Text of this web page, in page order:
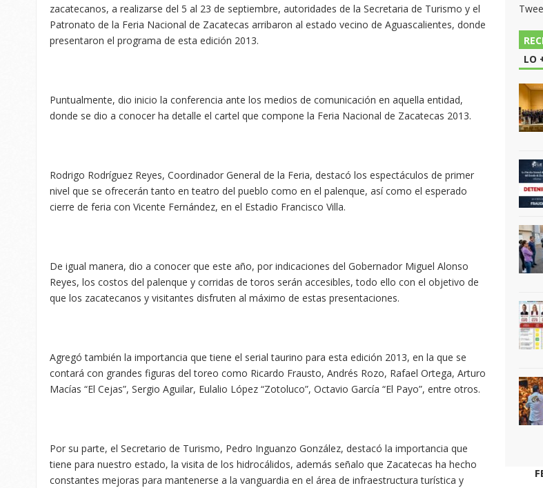
zacatecanos, a realizarse del 5 al 23 de septiembre, autoridades de la Secretaria de Turismo y el
Patronato de la Feria Nacional de Zacatecas arribaron al estado vecino de Aguascalientes, donde
presentaron el programa de esta edición 2013.
Puntualmente, dio inicio la conferencia ante los medios de comunicación en aquella entidad,
donde se dio a conocer ha detalle el cartel que compone la Feria Nacional de Zacatecas 2013.
Rodrigo Rodríguez Reyes, Coordinador General de la Feria, destacó los espectáculos de primer
nivel que se ofrecerán tanto en teatro del pueblo como en el palenque, así como el esperado
cierre de feria con Vicente Fernández, en el Estadio Francisco Villa.
De igual manera, dio a conocer que este año, por indicaciones del Gobernador Miguel Alonso
Reyes, los costos del palenque y corridas de toros serán accesibles, todo ello con el objetivo de
que los zacatecanos y visitantes disfruten al máximo de estas presentaciones.
Agregó también la importancia que tiene el serial taurino para esta edición 2013, en la que se
contará con grandes figuras del toreo como Ricardo Frausto, Andrés Rozo, Rafael Ortega, Arturo
Macías “El Cejas”, Sergio Aguilar, Eulalio López “Zotoluco”, Octavio García “El Payo”, entre otros.
Por su parte, el Secretario de Turismo, Pedro Inguanzo González, destacó la importancia que
tiene para nuestro estado, la visita de los hidrocálidos, además señalo que Zacatecas ha hecho
constantes mejoras para mantenerse a la vanguardia en el área de infraestructura turística y
LO